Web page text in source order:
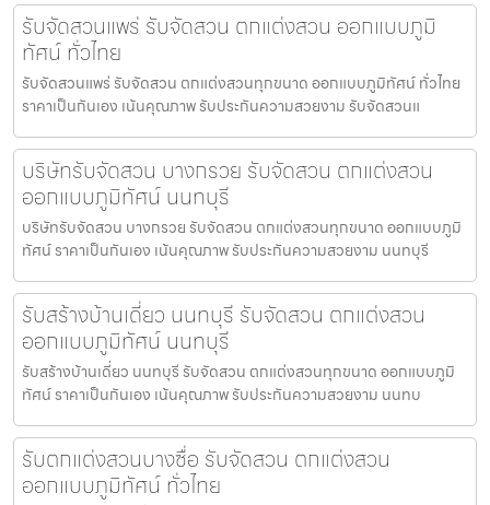
รับจัดสวนแพร่ รับจัดสวน ตกแต่งสวน ออกแบบภูมิ
ทัศน์ ทั่วไทย
รับจัดสวนแพร่ รับจัดสวน ตกแต่งสวนทุกขนาด ออกแบบภูมิทัศน์ ทั่วไทย
ราคาเป็นกันเอง เน้นคุณภาพ รับประกันความสวยงาม รับจัดสวนแ
บริษัทรับจัดสวน บางกรวย รับจัดสวน ตกแต่งสวน
ออกแบบภูมิทัศน์ นนทบุรี
บริษัทรับจัดสวน บางกรวย รับจัดสวน ตกแต่งสวนทุกขนาด ออกแบบภูมิ
ทัศน์ ราคาเป็นกันเอง เน้นคุณภาพ รับประกันความสวยงาม นนทบุรี
รับสร้างบ้านเดี่ยว นนทบุรี รับจัดสวน ตกแต่งสวน
ออกแบบภูมิทัศน์ นนทบุรี
รับสร้างบ้านเดี่ยว นนทบุรี รับจัดสวน ตกแต่งสวนทุกขนาด ออกแบบภูมิ
ทัศน์ ราคาเป็นกันเอง เน้นคุณภาพ รับประกันความสวยงาม นนทบ
รับตกแต่งสวนบางซื่อ รับจัดสวน ตกแต่งสวน
ออกแบบภูมิทัศน์ ทั่วไทย